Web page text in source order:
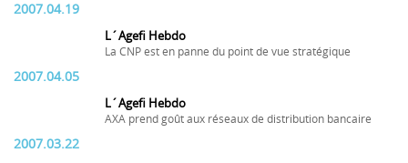
2007.04.19
L´Agefi Hebdo
La CNP est en panne du point de vue stratégique
2007.04.05
L´Agefi Hebdo
AXA prend goût aux réseaux de distribution bancaire
2007.03.22